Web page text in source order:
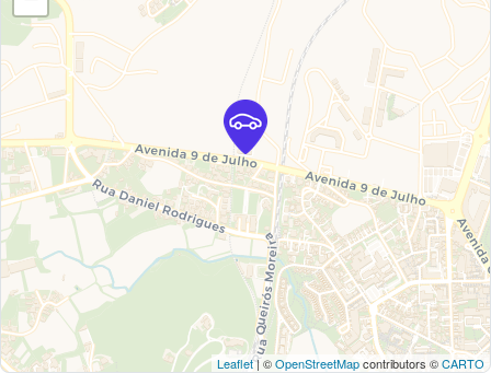
Leaflet| ©OpenStreetMapcontributors ©CARTO